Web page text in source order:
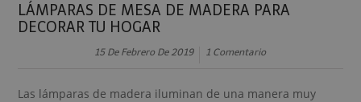
LÁMPARAS DE MESA DE MADERA PARA
DECORAR TU HOGAR
15 De Febrero De 2019 1 Comentario
Las lámparas de madera iluminan de una manera muy